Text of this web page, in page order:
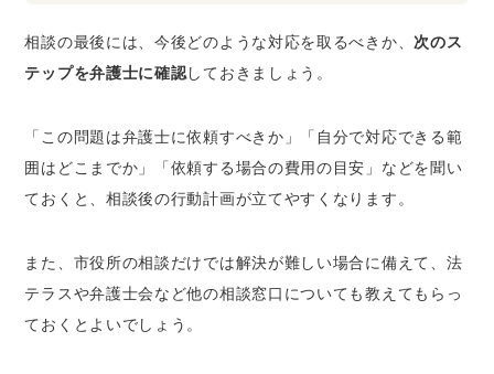
相談の最後には、今後どのような対応を取るべきか、次のス
テップを弁護士に確認しておきましょう。
「この問題は弁護士に依頼すべきか」「自分で対応できる範
囲はどこまでか」「依頼する場合の費用の目安」などを聞い
ておくと、相談後の行動計画が立てやすくなります。
また、市役所の相談だけでは解決が難しい場合に備えて、法
テラスや弁護士会など他の相談窓口についても教えてもらっ
ておくとよいでしょう。